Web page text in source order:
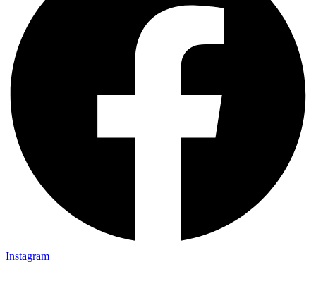
Instagram